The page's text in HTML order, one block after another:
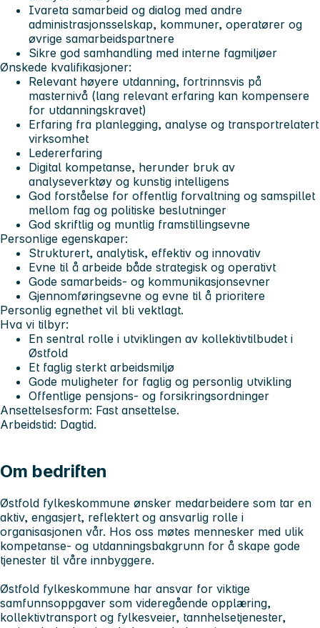
Ivareta samarbeid og dialog med andre
administrasjonsselskap, kommuner, operatører og
øvrige samarbeidspartnere
Sikre god samhandling med interne fagmiljøer
Ønskede kvalifikasjoner:
Relevant høyere utdanning, fortrinnsvis på
masternivå (lang relevant erfaring kan kompensere
for utdanningskravet)
Erfaring fra planlegging, analyse og transportrelatert
virksomhet
Ledererfaring
Digital kompetanse, herunder bruk av
analyseverktøy og kunstig intelligens
God forståelse for offentlig forvaltning og samspillet
mellom fag og politiske beslutninger
God skriftlig og muntlig framstillingsevne
Personlige egenskaper:
Strukturert, analytisk, effektiv og innovativ
Evne til å arbeide både strategisk og operativt
Gode samarbeids- og kommunikasjonsevner
Gjennomføringsevne og evne til å prioritere
Personlig egnethet vil bli vektlagt.
Hva vi tilbyr:
En sentral rolle i utviklingen av kollektivtilbudet i
Østfold
Et faglig sterkt arbeidsmiljø
Gode muligheter for faglig og personlig utvikling
Offentlige pensjons- og forsikringsordninger
Ansettelsesform: Fast ansettelse.
Arbeidstid: Dagtid.
Om bedriften
Østfold fylkeskommune ønsker medarbeidere som tar en
aktiv, engasjert, reflektert og ansvarlig rolle i
organisasjonen vår. Hos oss møtes mennesker med ulik
kompetanse- og utdanningsbakgrunn for å skape gode
tjenester til våre innbyggere.
Østfold fylkeskommune har ansvar for viktige
samfunnsoppgaver som videregående opplæring,
kollektivtransport og fylkesveier, tannhelsetjenester,